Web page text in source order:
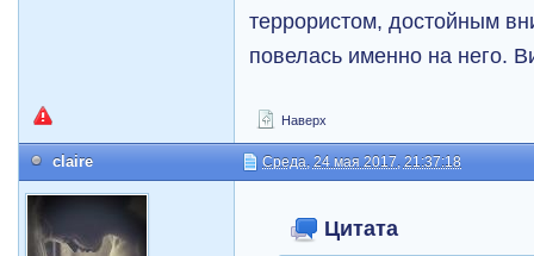
террористом, достойным
повелась именно на него.
Наверх
claire Среда, 24 мая 2017, 21:37:18
Цитата